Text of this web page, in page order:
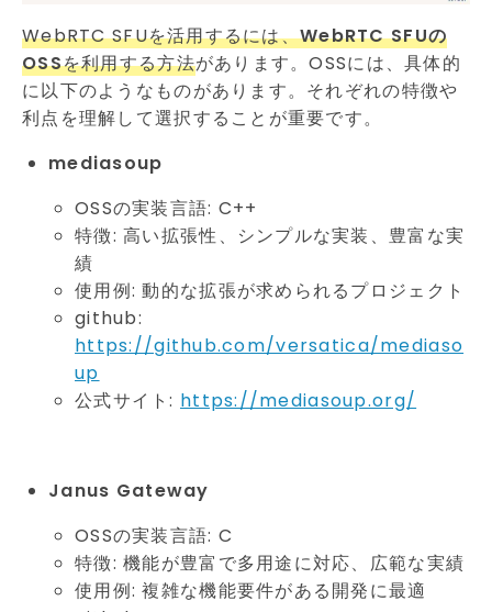
WebRTC SFUを活用するには、WebRTC SFUの
OSSを利用する方法があります。OSSには、具体的
に以下のようなものがあります。それぞれの特徴や
利点を理解して選択することが重要です。
mediasoup
OSSの実装言語: C++
特徴: 高い拡張性、シンプルな実装、豊富な実
績
使用例: 動的な拡張が求められるプロジェクト
github:
https://github.com/versatica/mediaso
up
公式サイト: https://mediasoup.org/
Janus Gateway
OSSの実装言語: C
特徴: 機能が豊富で多用途に対応、広範な実績
使用例: 複雑な機能要件がある開発に最適